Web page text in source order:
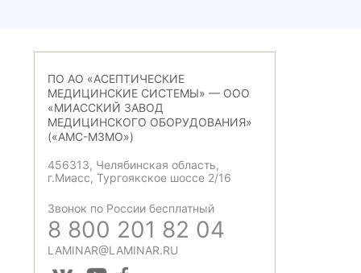
ПО АО «АСЕПТИЧЕСКИЕ
МЕДИЦИНСКИЕ СИСТЕМЫ» — ООО
«МИАССКИЙ ЗАВОД
МЕДИЦИНСКОГО ОБОРУДОВАНИЯ»
(«АМС-МЗМО»)
456313, Челябинская область,
г.Миасс, Тургоякское шоссе 2/16
Звонок по России бесплатный
8 800 201 82 04
LAMINAR@LAMINAR.RU